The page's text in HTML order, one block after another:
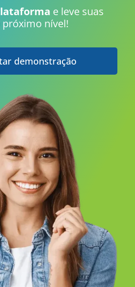
e leve suas
nível!
demonstração